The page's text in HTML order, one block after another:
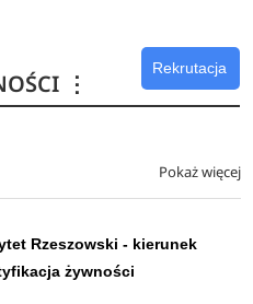
⋮
Rekrutacja
Pokaż więcej
Rzeszowski - kierunek
żywności